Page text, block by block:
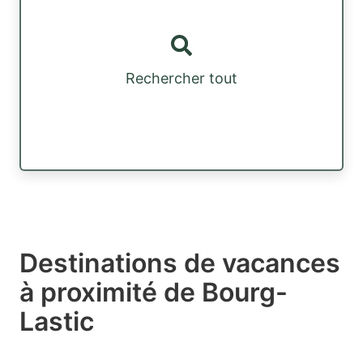
Rechercher tout
Destinations de vacances
à proximité de Bourg-
Lastic